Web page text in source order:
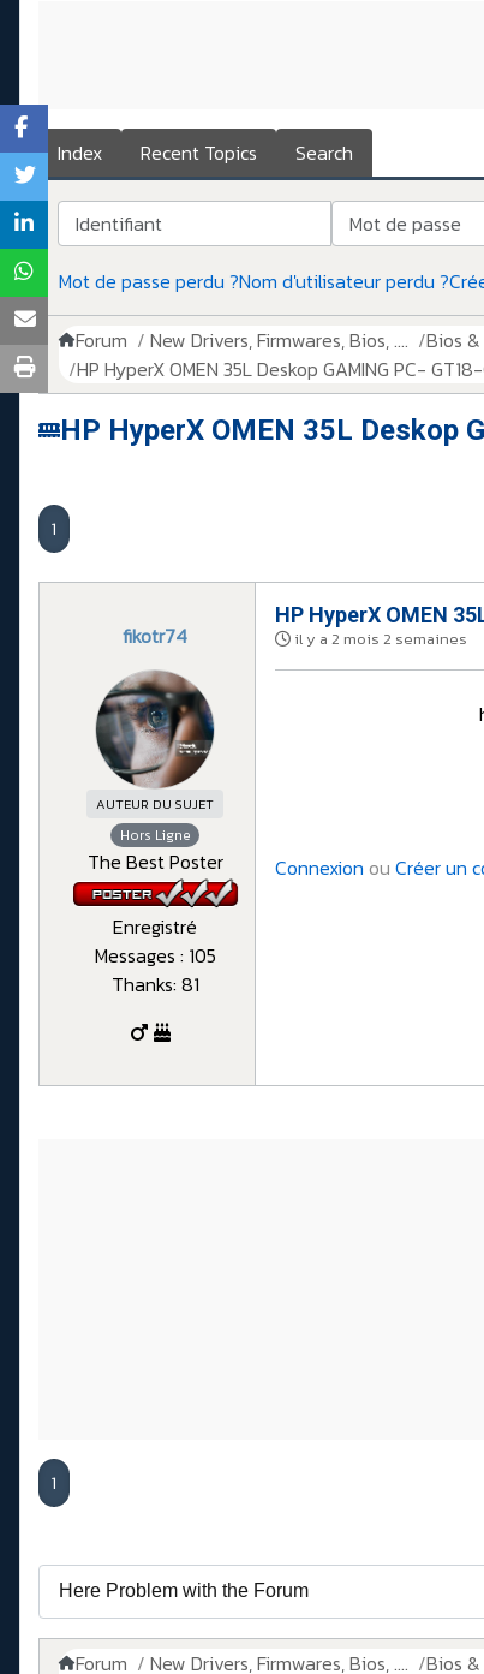
Index Recent Topics Search
Identifiant Mot de passe
Mot de passe perdu ?Nom d'utilisateur perdu ?
Forum New Drivers, Firmwares, Bios, .... Bios
HP HyperX OMEN 35L Deskop GAMING PC-
HP HyperX OMEN 35L Deskop
1
fikotr74
AUTEUR DU SUJET
Hors Ligne
The Best Poster
Enregistré
Messages : 105
Thanks: 81
HP HyperX OMEN
il y a 2 mois 2 semaines
Connexion ou Créer un
1
Forum New Drivers, Firmwares, Bios, .... Bios